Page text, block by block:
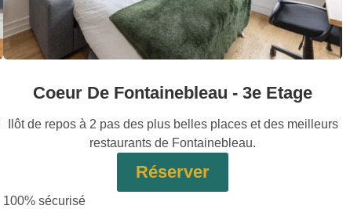
Coeur De Fontainebleau - 3e Etage
Ilôt de repos à 2 pas des plus belles places et des meilleurs
restaurants de Fontainebleau.
Réserver
100% sécurisé